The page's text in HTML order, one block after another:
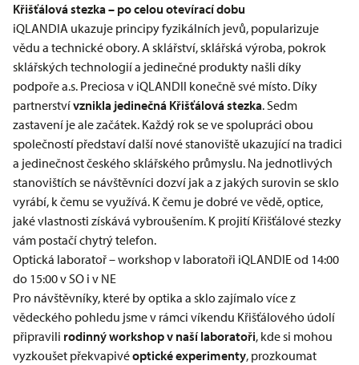
Křišťálová stezka – po celou otevírací dobu
iQLANDIA ukazuje principy fyzikálních jevů, popularizuje
vědu a technické obory. A sklářství, sklářská výroba, pokrok
sklářských technologií a jedinečné produkty našli díky
podpoře a.s. Preciosa v iQLANDII konečně své místo. Díky
partnerstvívznikla jedinečná Křišťálová stezka. Sedm
zastavení je ale začátek. Každý rok se ve spolupráci obou
společností představí další nové stanoviště ukazující na tradici
a jedinečnost českého sklářského průmyslu. Na jednotlivých
stanovištích se návštěvníci dozví jak a z jakých surovin se sklo
vyrábí, k čemu se využívá. K čemu je dobré ve vědě, optice,
jaké vlastnosti získává vybroušením. K projití Křišťálové stezky
vám postačí chytrý telefon.
Optická laboratoř – workshop v laboratoři iQLANDIE od 14:00
do 15:00 v SO i v NE
Pro návštěvníky, které by optika a sklo zajímalo více z
vědeckého pohledu jsme v rámci víkendu Křišťálového údolí
připravili rodinný workshop v naší laboratoři, kde si mohou
vyzkoušet překvapivéoptické experimenty, prozkoumat